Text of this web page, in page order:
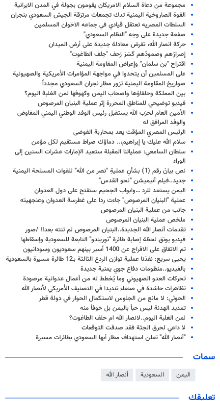
مجموعة من دعاة السلام الامريكان يقومون بجولة في المدن الايرانية
القوة الصاروخية اليمنية تدك تجمعات مرتزقة الجيش السعودي بنجران
السلطات المصريه تعتقل قيادي في جماعه الاخوان المسلمين
صفعة جديدة على وجه "النظام السعودي"
حركة انصار الله، تفرض معادلة جديدة على أرض الميدان
إصرارُهم وصمودُهم كَسَرَ زحف "حِلف الطاغوت"
اقتراح "بن سلمان" وإعراض المقاومة اليمنية
على المسلمين أن يتحدوا في مواجهة المؤامرات الأمريكية والصهيونية
صواريخ المقاومة اليمنية تزور مطار نجران السعودي مجدداً
بين المملكة وحلفاؤها واصحاب اليمن وكهوفها لمن الغلبة اليوم؟
فيديو توضيحي للمناطق المحررة إثر عملية البنيان المرصوص
الأمين العام لحزب الله يستقبل رئيس الوفد الوطني اليمني المفاوض
والوفد المرافق له
الرئيس المصري المؤقت يعد بمحاربة الفوضى
سلام الله عليك یا إبراهيم،.. دماؤك صراط مستقيم لكل مؤمن
سلطان السامعي: عملياتنا المقبلة ستعيد الإمارات عشرات السنين إلى
الوراء
نص بيانْ رقم (1) بشأنِ عمليةِ "نصر من الله" للقوات المسلحة اليمنية
جديد..فيلم أنيميشن "نحو القدس"
اليمن يستعد للرد …وابواب الجحيم ستفتح على دول العدوان
عملية "البنيان المرصوص" جاءت ردا على غطرسة العدوان وعنجهيته
جانب من عملية البنيان المرصوص
ملخص عملية البنيان المرصوص
تقدمات أنصار الله الجديدة..البنيان المرصوص لم تنته بعد!! /صور
فيديو يوثق لحظة إصابة طائرة "توريندو" التابعة للسعودية وإسقاطها
تم الاتفاق على الافراج عن 1400 أسير بينهم سعوديون وسودانيون
يحيى سريع: نفذنا عملية توازن الردع الثالثة بـ12 طائرة مسيرة بالسعودية
بالفيديو..منظومات دفاع جوي يمنية جديدة
تحركات العدو الصهيوني وما يُخطط له من أعمال عدوانية مرصودة
تظاهرات حاشدة في صنعاء تندیدا في التصنيف الأمريكي لأنصار الله
الحوثي: لا مانع من الجلوس لاستكمال الحوار في دولة قطر
تمديد الهدنة ليس حباً باليمن بل خوفاً منه
لمن الغلبة اليوم..لانصار الله ام حلف الطاغوت؟
لا داعي لحرق الجثة فقد صدقت التوقعات
"أنصار الله" تعلن استهداف مطار أبها السعودي بطائرات مسيرة
سمات
اليمن السعودية أنصار الله
تعليقك